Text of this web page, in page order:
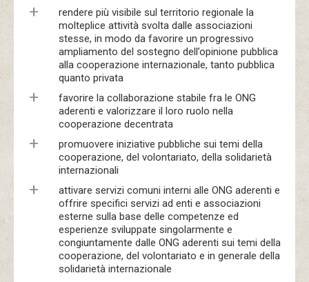
rendere più visibile sul territorio regionale la
molteplice attività svolta dalle associazioni
stesse, in modo da favorire un progressivo
ampliamento del sostegno dell’opinione pubblica
alla cooperazione internazionale, tanto pubblica
quanto privata
favorire la collaborazione stabile fra le ONG
aderenti e valorizzare il loro ruolo nella
cooperazione decentrata
promuovere iniziative pubbliche sui temi della
cooperazione, del volontariato, della solidarietà
internazionali
attivare servizi comuni interni alle ONG aderenti e
offrire specifici servizi ad enti e associazioni
esterne sulla base delle competenze ed
esperienze sviluppate singolarmente e
congiuntamente dalle ONG aderenti sui temi della
cooperazione, del volontariato e in generale della
solidarietà internazionale